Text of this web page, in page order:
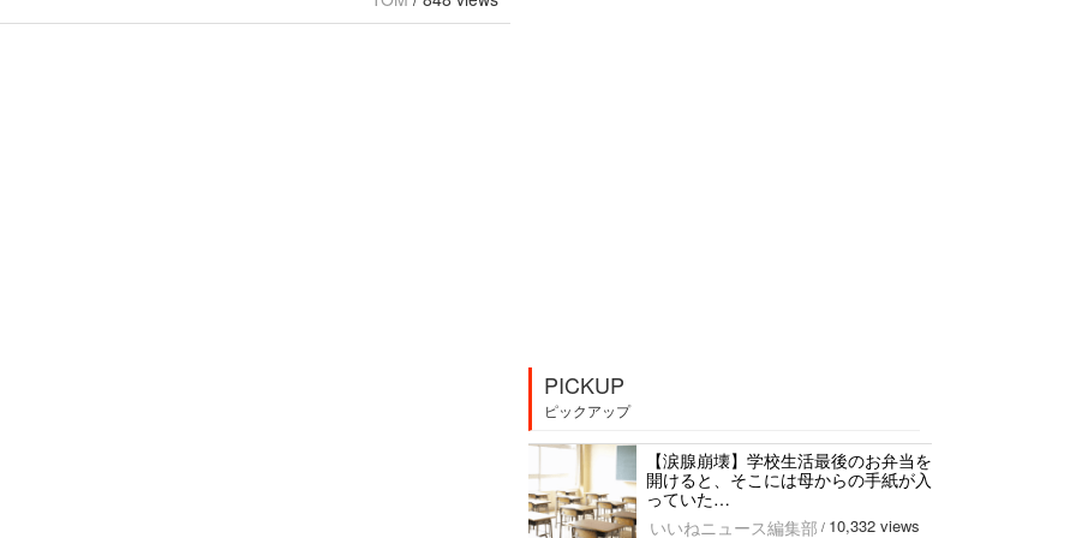
PICKUP
ピックアップ
【涙腺崩壊】学校生活最後のお弁当を
開けると、そこには母からの手紙が入
っていた…
いいねニュース編集部 / 10,332 views